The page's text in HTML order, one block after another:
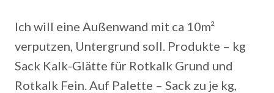
Ich will eine Außenwand mit ca 10m²
verputzen, Untergrund soll. Produkte – kg
Sack Kalk-Glätte für Rotkalk Grund und
Rotkalk Fein. Auf Palette – Sack zu je kg,